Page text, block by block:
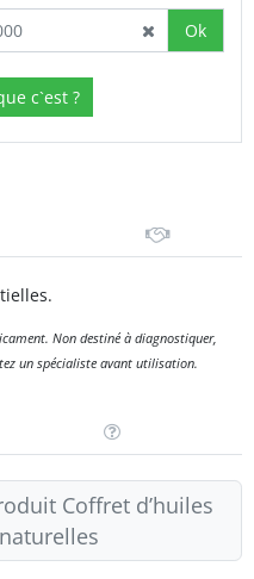
Ok
c`est ?
Non destiné à diagnostiquer,
un spécialiste avant utilisation.
Coffret d’huiles